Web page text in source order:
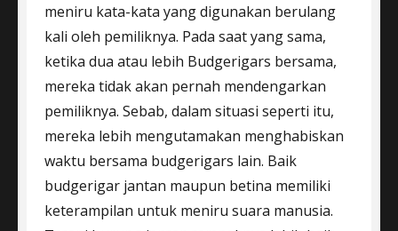
meniru kata-kata yang digunakan berulang
kali oleh pemiliknya. Pada saat yang sama,
ketika dua atau lebih Budgerigars bersama,
mereka tidak akan pernah mendengarkan
pemiliknya. Sebab, dalam situasi seperti itu,
mereka lebih mengutamakan menghabiskan
waktu bersama budgerigars lain. Baik
budgerigar jantan maupun betina memiliki
keterampilan untuk meniru suara manusia.